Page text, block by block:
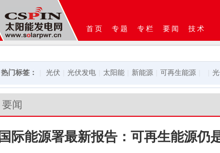
首页 专题 专栏 要闻 技术
热门标签： 光伏 光伏发电 太阳能 新能源 可再生能源
要闻
国际能源署最新报告：可再生能源仍